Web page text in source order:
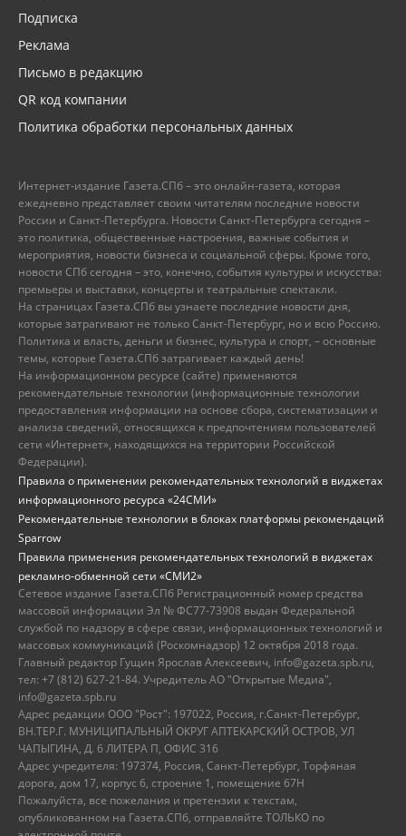
Подписка
Реклама
Письмо в редакцию
QR код компании
Политика обработки персональных данных
Интернет-издание Газета.СПб – это онлайн-газета, которая
ежедневно представляет своим читателям последние новости
России и Санкт-Петербурга. Новости Санкт-Петербурга сегодня –
это политика, общественные настроения, важные события и
мероприятия, новости бизнеса и социальной сферы. Кроме того,
новости СПб сегодня – это, конечно, события культуры и искусства:
премьеры и выставки, концерты и театральные спектакли.
На страницах Газета.СПб вы узнаете последние новости дня,
которые затрагивают не только Санкт-Петербург, но и всю Россию.
Политика и власть, деньги и бизнес, культура и спорт, – основные
темы, которые Газета.СПб затрагивает каждый день!
На информационном ресурсе (сайте) применяются
рекомендательные технологии (информационные технологии
предоставления информации на основе сбора, систематизации и
анализа сведений, относящихся к предпочтениям пользователей
сети «Интернет», находящихся на территории Российской
Федерации).
Правила о применении рекомендательных технологий в виджетах
информационного ресурса «24СМИ»
Рекомендательные технологии в блоках платформы рекомендаций
Sparrow
Правила применения рекомендательных технологий в виджетах
рекламно-обменной сети «СМИ2»
Сетевое издание Газета.СПб Регистрационный номер средства
массовой информации Эл № ФС77-73908 выдан Федеральной
службой по надзору в сфере связи, информационных технологий и
массовых коммуникаций (Роскомнадзор) 12 октября 2018 года.
Главный редактор Гущин Ярослав Алексеевич, info@gazeta.spb.ru,
тел: +7 (812) 627-21-84. Учредитель АО "Открытые Медиа",
info@gazeta.spb.ru
Адрес редакции ООО "Рост": 197022, Россия, г.Санкт-Петербург,
ВН.ТЕР.Г. МУНИЦИПАЛЬНЫЙ ОКРУГ АПТЕКАРСКИЙ ОСТРОВ, УЛ
ЧАПЫГИНА, Д. 6 ЛИТЕРА П, ОФИС 316
Адрес учредителя: 197374, Россия, Санкт-Петербург, Торфяная
дорога, дом 17, корпус 6, строение 1, помещение 67Н
Пожалуйста, все пожелания и претензии к текстам,
опубликованном на Газета.СПб, отправляйте ТОЛЬКО по